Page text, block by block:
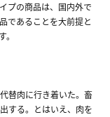
プの商品は、国内外で
であることを大前提と
替肉に行き着いた。畜
する。とはいえ、肉を